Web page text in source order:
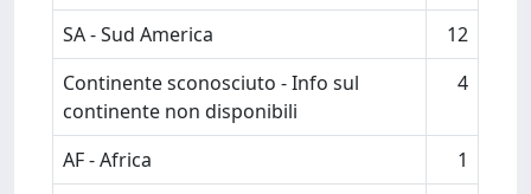
SA - Sud America
12
Continente sconosciuto - Info sul
continente non disponibili
4
AF - Africa
1